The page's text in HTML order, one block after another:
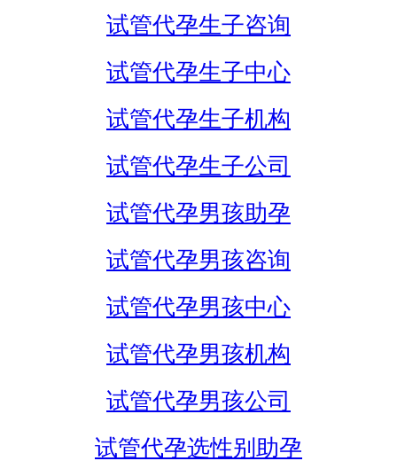
试管代孕生子咨询
试管代孕生子中心
试管代孕生子机构
试管代孕生子公司
试管代孕男孩助孕
试管代孕男孩咨询
试管代孕男孩中心
试管代孕男孩机构
试管代孕男孩公司
试管代孕选性别助孕